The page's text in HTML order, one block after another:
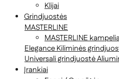
Klijai
Grindjuostės
MASTERLINE
MASTERLINE
EleganceKiliminės
Universali grindjuostė
Įrankiai